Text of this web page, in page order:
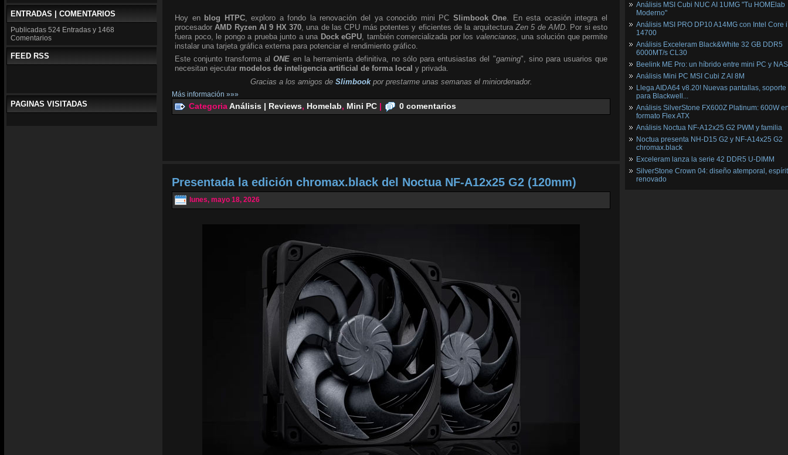
ENTRADAS | COMENTARIOS
Publicadas 524 Entradas y 1468
Comentarios
FEED RSS
PAGINAS VISITADAS
Hoy en blog HTPC, exploro a fondo la renovación del ya conocido mini PC Slimbook One . En esta ocasión integra el
procesadorAMD Ryzen AI 9 HX 370 , una de las CPU más potentes y eficientes de la arquitecturaZen 5 de AMD . Por si esto
fuera poco, le pongo a prueba junto a una Dock eGPU , también comercializada por los valencianos , una solución que permite
instalar una tarjeta gráfica externa para potenciar el rendimiento gráfico.
Este conjunto transforma alONE en la herramienta definitiva, no sólo para entusiastas del "gaming", sino para usuarios que
necesitan ejecutar modelos de inteligencia artificial de forma local y privada.
Gracias a los amigos de Slimbook por prestarme unas semanas el miniordenador.
Más información »»»
CategoriaAnálisis | Reviews, Homelab, Mini PC | 0 comentarios
Presentada la edición chromax.black del Noctua NF‑A12x25 G2 (120mm)
lunes, mayo 18, 2026
Análisis MSI Cubi NUC AI 1UMG "Tu HOMElab
Moderno"
Análisis MSI PRO DP10 A14MG con Intel Core
14700
Análisis Exceleram Black&White 32 GB DDR5
6000MT/s CL30
Beelink ME Pro: un híbrido entre mini PC y NAS
Análisis Mini PC MSI Cubi Z AI 8M
Llega AIDA64 v8.20! Nuevas pantallas, soporte
para Blackwell...
Análisis SilverStone FX600Z Platinum: 600W
formato Flex ATX
Análisis Noctua NF-A12x25 G2 PWM y familia
Noctua presenta NH-D15 G2 y NF-A14x25 G2
chromax.black
Exceleram lanza la serie 42 DDR5 U-DIMM
SilverStone Crown 04: diseño atemporal,
renovado